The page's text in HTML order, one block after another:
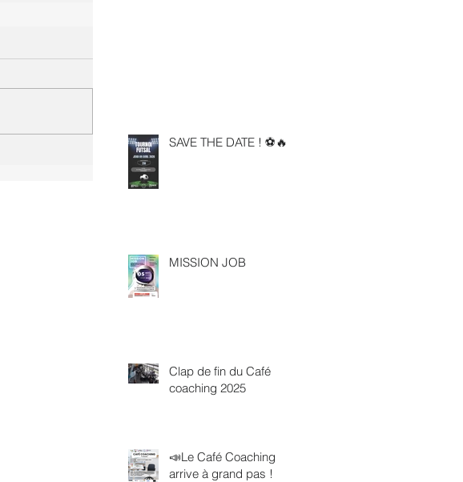
SAVE THE DATE ! ⚽🔥
MISSION JOB
Clap de fin du Café
coaching 2025
📣Le Café Coaching
arrive à grand pas !